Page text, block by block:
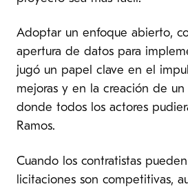
Adoptar un enfoque abierto,
apertura de datos para
jugó un papel clave en el
mejoras y en la creación de
donde todos los actores
Ramos.
Cuando los contratistas
licitaciones son competitivas,